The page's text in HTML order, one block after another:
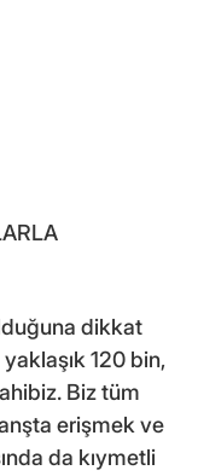
dikkat
120 bin,
Biz tüm
erişmek ve
da kıymetli